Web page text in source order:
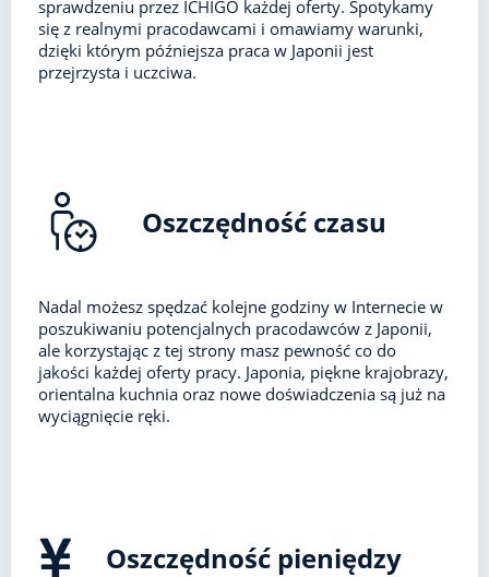
sprawdzeniu przez ICHIGO każdej oferty. Spotykamy
się z realnymi pracodawcami i omawiamy warunki,
dzięki którym późniejsza praca w Japonii jest
przejrzysta i uczciwa.
Oszczędność czasu
Nadal możesz spędzać kolejne godziny w Internecie w
poszukiwaniu potencjalnych pracodawców z Japonii,
ale korzystając z tej strony masz pewność co do
jakości każdej oferty pracy. Japonia, piękne krajobrazy,
orientalna kuchnia oraz nowe doświadczenia są już na
wyciągnięcie ręki.
Oszczędność pieniędzy